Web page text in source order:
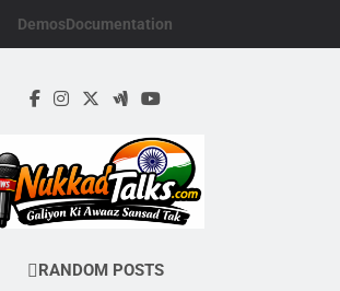
DemosDocumentation
Galiyon Ki Awaaz Sansad Tak
RANDOM POSTS